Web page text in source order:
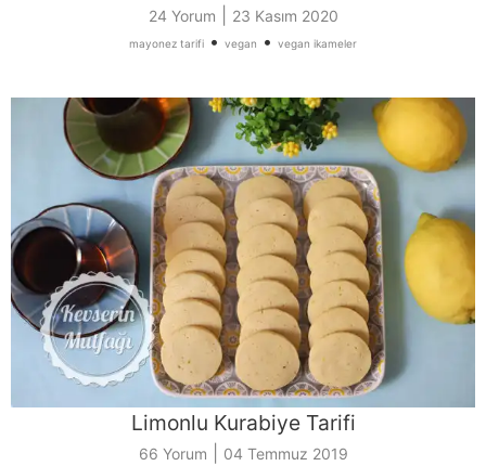
24 Yorum 23 Kasım 2020
mayonez tarifi • vegan • vegan ikameler
Limonlu Kurabiye Tarifi
66 Yorum 04 Temmuz 2019